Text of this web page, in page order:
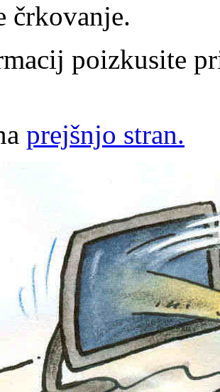
črkovanje.
poizkusite
prejšnjo stran.